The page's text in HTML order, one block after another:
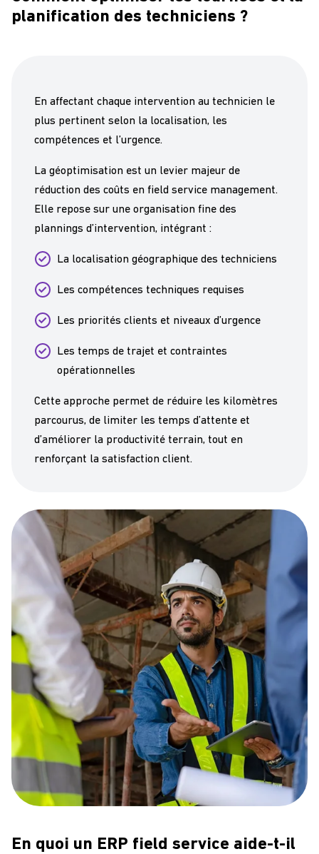
planification des techniciens ?
En affectant chaque intervention au technicien le
plus pertinent selon la localisation, les
compétences et l’urgence.
La géoptimisation est un levier majeur de
réduction des coûts en field service management.
Elle repose sur une organisation fine des
plannings d’intervention, intégrant :
La localisation géographique des techniciens
Les compétences techniques requises
Les priorités clients et niveaux d’urgence
Les temps de trajet et contraintes
opérationnelles
Cette approche permet de réduire les kilomètres
parcourus, de limiter les temps d’attente et
d’améliorer la productivité terrain, tout en
renforçant la satisfaction client.
En quoi un ERP field service aide-t-il